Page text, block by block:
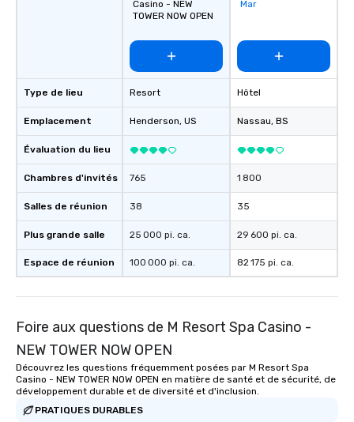
Type de lieu
Emplacement
Évaluation du lieu
Chambres d'invités
Salles de réunion
Plus grande salle
Espace de réunion
Casino - NEW
TOWER NOW OPEN
Resort
Henderson, US
765
38
25 000 pi. ca.
100 000 pi. ca.
favorites
Mar
Hôtel
Nassau, BS
1 800
35
29 600 pi. ca.
82 175 pi. ca.
Foire aux questions de M Resort Spa Casino -
NEW TOWER NOW OPEN
Découvrez les questions fréquemment posées par M Resort Spa
Casino - NEW TOWER NOW OPEN en matière de santé et de sécurité, de
développement durable et de diversité et d'inclusion.
PRATIQUES DURABLES